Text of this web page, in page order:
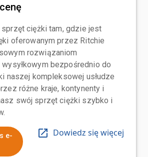
ciężki tam, gdzie jest
oferowanym przez Ritchie
rozwiązaniom
bezpośrednio do
naszej kompleksowej usłudze
różne kraje, kontynenty i
swój sprzęt ciężki szybko i
e-
Dowiedz się więcej